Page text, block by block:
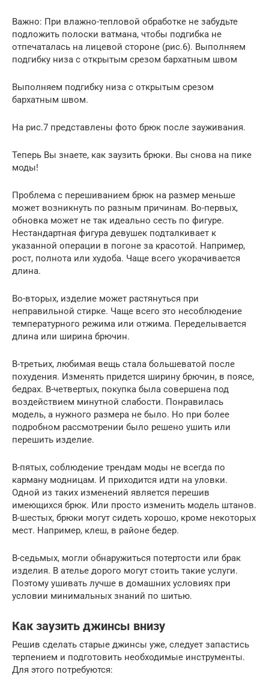
Важно: При влажно-тепловой обработке не забудьте
подложить полоски ватмана, чтобы подгибка не
отпечаталась на лицевой стороне (рис.6). Выполняем
подгибку низа с открытым срезом бархатным швом
Выполняем подгибку низа с открытым срезом
бархатным швом.
На рис.7 представлены фото брюк после зауживания.
Теперь Вы знаете, как заузить брюки. Вы снова на пике
моды!
Проблема с перешиванием брюк на размер меньше
может возникнуть по разным причинам. Во-первых,
обновка может не так идеально сесть по фигуре.
Нестандартная фигура девушек подталкивает к
указанной операции в погоне за красотой. Например,
рост, полнота или худоба. Чаще всего укорачивается
длина.
Во-вторых, изделие может растянуться при
неправильной стирке. Чаще всего это несоблюдение
температурного режима или отжима. Переделывается
длина или ширина брючин.
В-третьих, любимая вещь стала большеватой после
похудения. Изменять придется ширину брючин, в поясе,
бедрах. В-четвертых, покупка была совершена под
воздействием минутной слабости. Понравилась
модель, а нужного размера не было. Но при более
подробном рассмотрении было решено ушить или
перешить изделие.
В-пятых, соблюдение трендам моды не всегда по
карману модницам. И приходится идти на уловки.
Одной из таких изменений является перешив
имеющихся брюк. Или просто изменить модель штанов.
В-шестых, брюки могут сидеть хорошо, кроме некоторых
мест. Например, клеш, в районе бедер.
В-седьмых, могли обнаружиться потертости или брак
изделия. В ателье дорого могут стоить такие услуги.
Поэтому ушивать лучше в домашних условиях при
условии минимальных знаний по шитью.
Как заузить джинсы внизу
Решив сделать старые джинсы уже, следует запастись
терпением и подготовить необходимые инструменты.
Для этого потребуются: